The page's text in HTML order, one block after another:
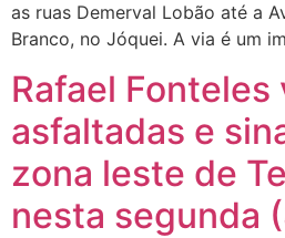
as ruas Demerval Lobão até a
Branco, no Jóquei. A via é um
Rafael
asfaltadas e
zona leste de
nesta segunda